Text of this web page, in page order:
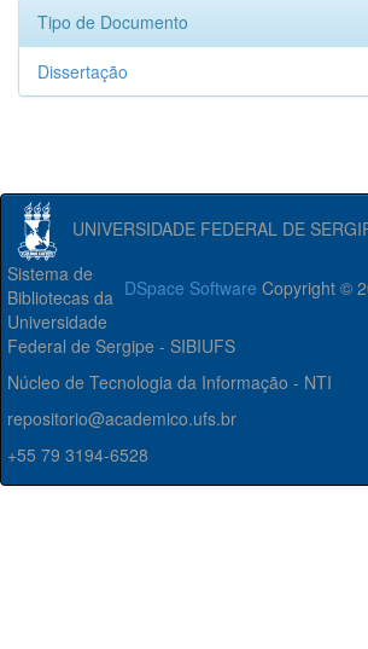
Tipo de Documento
Dissertação
UNIVERSIDADE FEDERAL DE
DSpace Software Copyright ©
Sistema de
Bibliotecas da
Universidade
Federal de Sergipe - SIBIUFS
Núcleo de Tecnologia da Informação - NTI
repositorio@academico.ufs.br
+55 79 3194-6528